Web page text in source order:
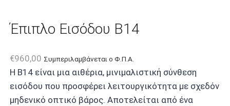
Έπιπλο Εισόδου B14
€960,00 Συμπεριλαμβάνεται ο Φ.Π.Α.
Η B14 είναι μια αιθέρια, μινιμαλιστική σύνθεση
εισόδου που προσφέρει λειτουργικότητα με σχεδόν
μηδενικό οπτικό βάρος. Αποτελείται από ένα